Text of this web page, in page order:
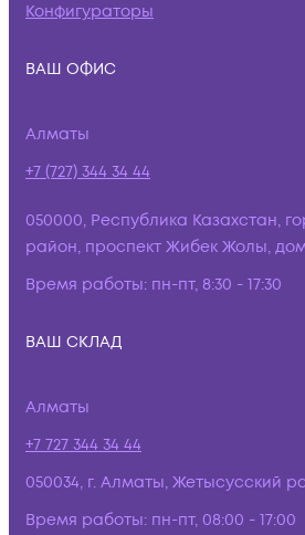
Конфигураторы
ВАШ ОФИС
Алматы
+7 (727) 344 34 44
050000, Республика Казахстан,
район, проспект Жибек Жолы, дом
Время работы: пн-пт, 8:30 - 17:30
ВАШ СКЛАД
Алматы
+7 727 344 34 44
050034, г. Алматы, Жетысусский
Время работы: пн-пт, 08:00 - 17:00